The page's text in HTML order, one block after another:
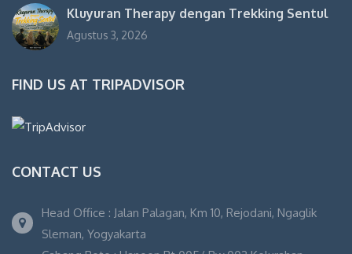
Kluyuran Therapy dengan Trekking Sentul
Agustus 3, 2026
FIND US AT TRIPADVISOR
CONTACT US
Head Office : Jalan Palagan, Km 10, Rejodani, Ngaglik
Sleman, Yogyakarta